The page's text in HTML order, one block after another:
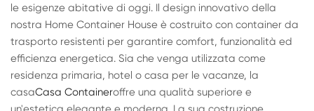
le esigenze abitative di oggi. Il design innovativo della
nostra Home Container House è costruito con container da
trasporto resistenti per garantire comfort, funzionalità ed
efficienza energetica. Sia che venga utilizzata come
residenza primaria, hotel o casa per le vacanze, la
casaCasa Containeroffre una qualità superiore e